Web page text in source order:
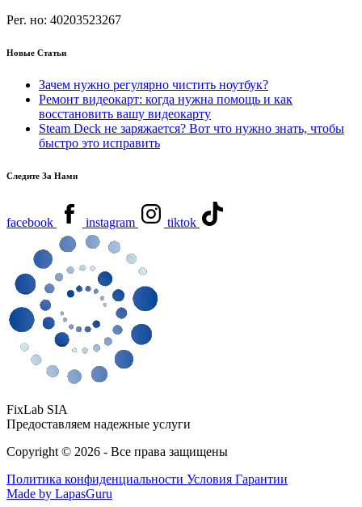
Рег. но: 40203523267
Новые Статьи
Зачем нужно регулярно чистить ноутбук?
Ремонт видеокарт: когда нужна помощь и как
восстановить вашу видеокарту
Steam Deck не заряжается? Вот что нужно знать, чтобы
быстро это исправить
Следите За Нами
facebook instagram tiktok
FixLab SIA
Предоставляем надежные услуги
Copyright © 2026 - Все права защищены
Политика конфиденциальности Условия Гарантии
Made by LapasGuru